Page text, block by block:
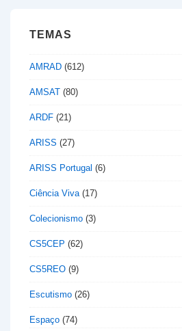
TEMAS
AMRAD (612)
AMSAT (80)
ARDF (21)
ARISS (27)
ARISS Portugal (6)
Ciência Viva(17)
Colecionismo (3)
CS5CEP (62)
CS5REO (9)
Escutismo (26)
Espaço (74)